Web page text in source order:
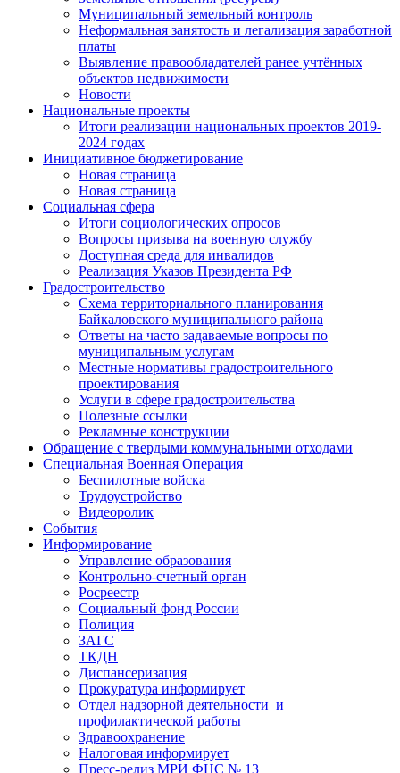
Муниципальный земельный контроль
Неформальная занятость и легализация заработной
платы
Выявление правообладателей ранее учтённых
объектов недвижимости
Новости
Национальные проекты
Итоги реализации национальных проектов 2019-
2024 годах
Инициативное бюджетирование
Новая страница
Новая страница
Социальная сфера
Итоги социологических опросов
Вопросы призыва на военную службу
Доступная среда для инвалидов
Реализация Указов Президента РФ
Градостроительство
Схема территориального планирования
Байкаловского муниципального района
Ответы на часто задаваемые вопросы по
муниципальным услугам
Местные нормативы градостроительного
проектирования
Услуги в сфере градостроительства
Полезные ссылки
Рекламные конструкции
Обращение с твердыми коммунальными отходами
Специальная Военная Операция
Беспилотные войска
Трудоустройство
Видеоролик
События
Информирование
Управление образования
Контрольно-счетный орган
Росреестр
Социальный фонд России
Полиция
ЗАГС
ТКДН
Диспансеризация
Прокуратура информирует
Отдел надзорной деятельности и
профилактической работы
Здравоохранение
Налоговая информирует
Пресс-релиз МРИ ФНС № 13